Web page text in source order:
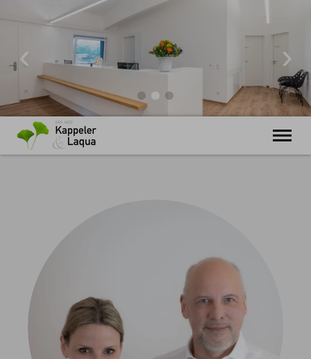
Check-Up
Ästhetik
Terminvereinbarung
08322 8400